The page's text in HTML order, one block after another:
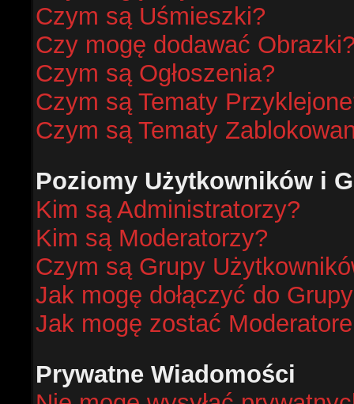
Czym są Uśmieszki?
Czy mogę dodawać
Czym są Ogłoszenia?
Czym są Tematy
Czym są Tematy
Poziomy Użytkowników i
Kim są Administratorzy?
Kim są Moderatorzy?
Czym są Grupy
Jak mogę dołączyć do
Jak mogę zostać
Prywatne Wiadomości